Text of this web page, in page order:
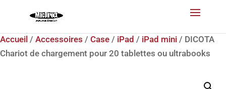
Accueil / Accessoires / Case / iPad / iPad mini / DICOTA
Chariot de chargement pour 20 tablettes ou ultrabooks